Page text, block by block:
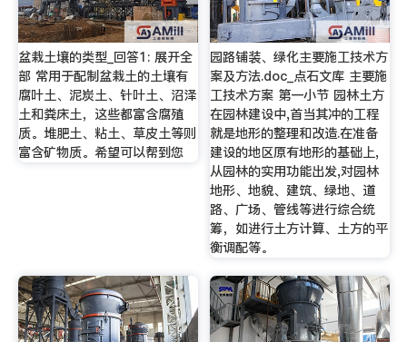
盆栽土壤的类型_回答1: 展开全
部 常用于配制盆栽土的土壤有
腐叶土、泥炭土、针叶土、沼泽
土和粪床土，这些都富含腐殖
质。堆肥土、粘土、草皮土等则
富含矿物质。希望可以帮到您
园路铺装、绿化主要施工技术方
案及方法.doc_点石文库 主要施
工技术方案 第一小节 园林土方
在园林建设中,首当其冲的工程
就是地形的整理和改造.在准备
建设的地区原有地形的基础上,
从园林的实用功能出发,对园林
地形、地貌、建筑、绿地、道
路、广场、管线等进行综合统
筹，如进行土方计算、土方的平
衡调配等。